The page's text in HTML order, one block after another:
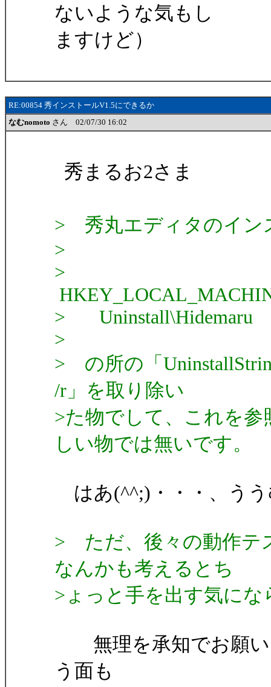
ないような気もし
ますけど）
RE:00854 秀インストールV1.5にできるか
なむnomoto さん 02/07/30 16:02
秀まるお2さま
> 秀丸エディタのイン
>
>
> Uninstall\Hidemaru
>
> の所の「
/r」を取り除い
>た物でして、これを
しい物では無いです。
はあ(^^;)・・・、うう
> ただ、後々の動作テ
なんかも考えるとち
>ょっと手を出す気にな
無理を承知でお願い
う面も